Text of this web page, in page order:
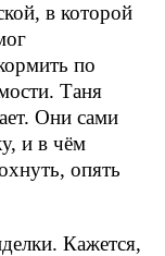
в которой
по
Таня
Они сами
и в чём
опять
Кажется,